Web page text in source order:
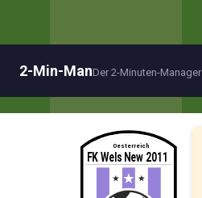
2-Min-ManDer 2-Minuten-Manager